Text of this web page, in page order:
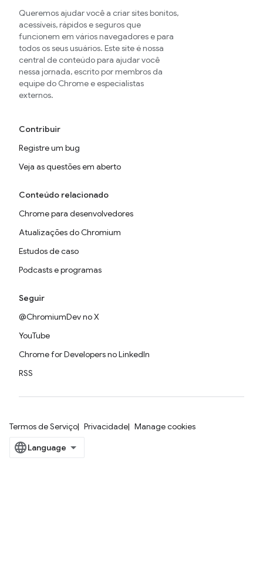
Queremos ajudar você a criar sites bonitos,
acessíveis, rápidos e seguros que
funcionem em vários navegadores e para
todos os seus usuários. Este site é nossa
central de conteúdo para ajudar você
nessa jornada, escrito por membros da
equipe do Chrome e especialistas
externos.
Contribuir
Registre um bug
Veja as questões em aberto
Conteúdo relacionado
Chrome para desenvolvedores
Atualizações do Chromium
Estudos de caso
Podcasts e programas
Seguir
@ChromiumDev no X
YouTube
Chrome for Developers no LinkedIn
RSS
Termos de Serviço Privacidade Manage cookies